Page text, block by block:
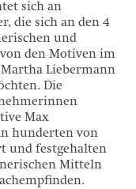
sich an
die sich an den 4
und
den Motiven im
Liebermann
Die
Max
hunderten von
und festgehalten
Mitteln